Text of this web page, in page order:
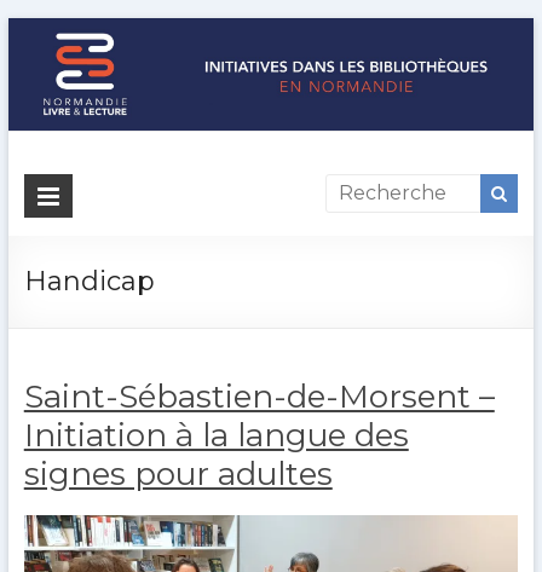
Initiatives
les
Normandie
Normandie
Livre
Lecture
Handicap
Saint-Sébastien-de-Morsent –
Initiation à la langue des
signes pour adultes